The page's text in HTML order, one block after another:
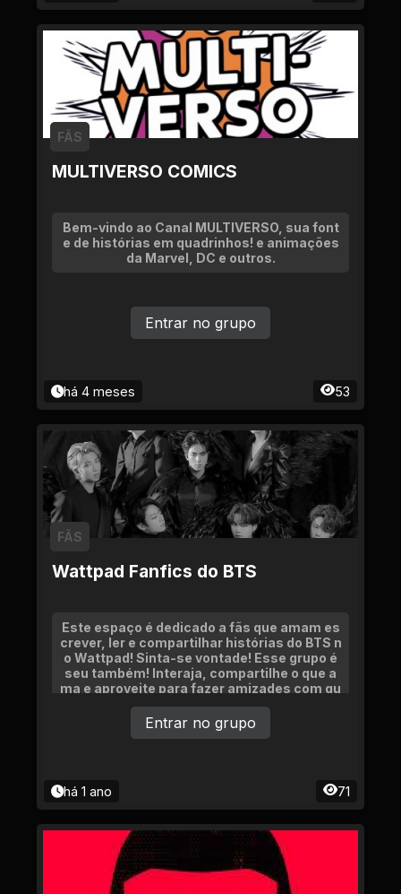
MULTIVERSO COMICS
FÃS
Bem-vindo ao Canal MULTIVERSO, sua font
e de histórias em quadrinhos! e animações
da Marvel, DC e outros.
há 4 meses 53
Entrar no grupo
Wattpad Fanfics do BTS
FÃS
Este espaço é dedicado a fãs que amam es
crever, ler e compartilhar histórias do BTS n
o Wattpad! Sinta-se vontade! Esse grupo é
seu também! Interaja, compartilhe o que a
ma e aproveite para fazer amizades com qu
em também vibra com o BTS e a escrita.
há 1 ano 71
Entrar no grupo